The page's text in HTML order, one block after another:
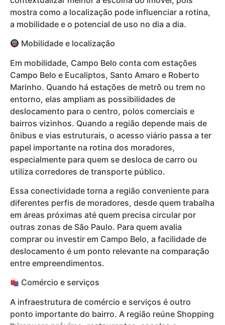
mostra como a localização pode influenciar a rotina,
a mobilidade e o potencial de uso no dia a dia.
Mobilidade e localização
Em mobilidade, Campo Belo conta com estações
Campo Belo e Eucaliptos, Santo Amaro e Roberto
Marinho. Quando há estações de metrô ou trem no
entorno, elas ampliam as possibilidades de
deslocamento para o centro, polos comerciais e
bairros vizinhos. Quando a região depende mais de
ônibus e vias estruturais, o acesso viário passa a ter
papel importante na rotina dos moradores,
especialmente para quem se desloca de carro ou
utiliza corredores de transporte público.
Essa conectividade torna a região conveniente para
diferentes perfis de moradores, desde quem trabalha
em áreas próximas até quem precisa circular por
outras zonas de São Paulo. Para quem avalia
comprar ou investir em Campo Belo, a facilidade de
deslocamento é um ponto relevante na comparação
entre empreendimentos.
Comércio e serviços
A infraestrutura de comércio e serviços é outro
ponto importante do bairro. A região reúne Shopping